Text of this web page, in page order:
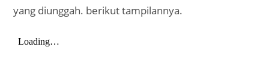
yang diunggah. berikut tampilannya.